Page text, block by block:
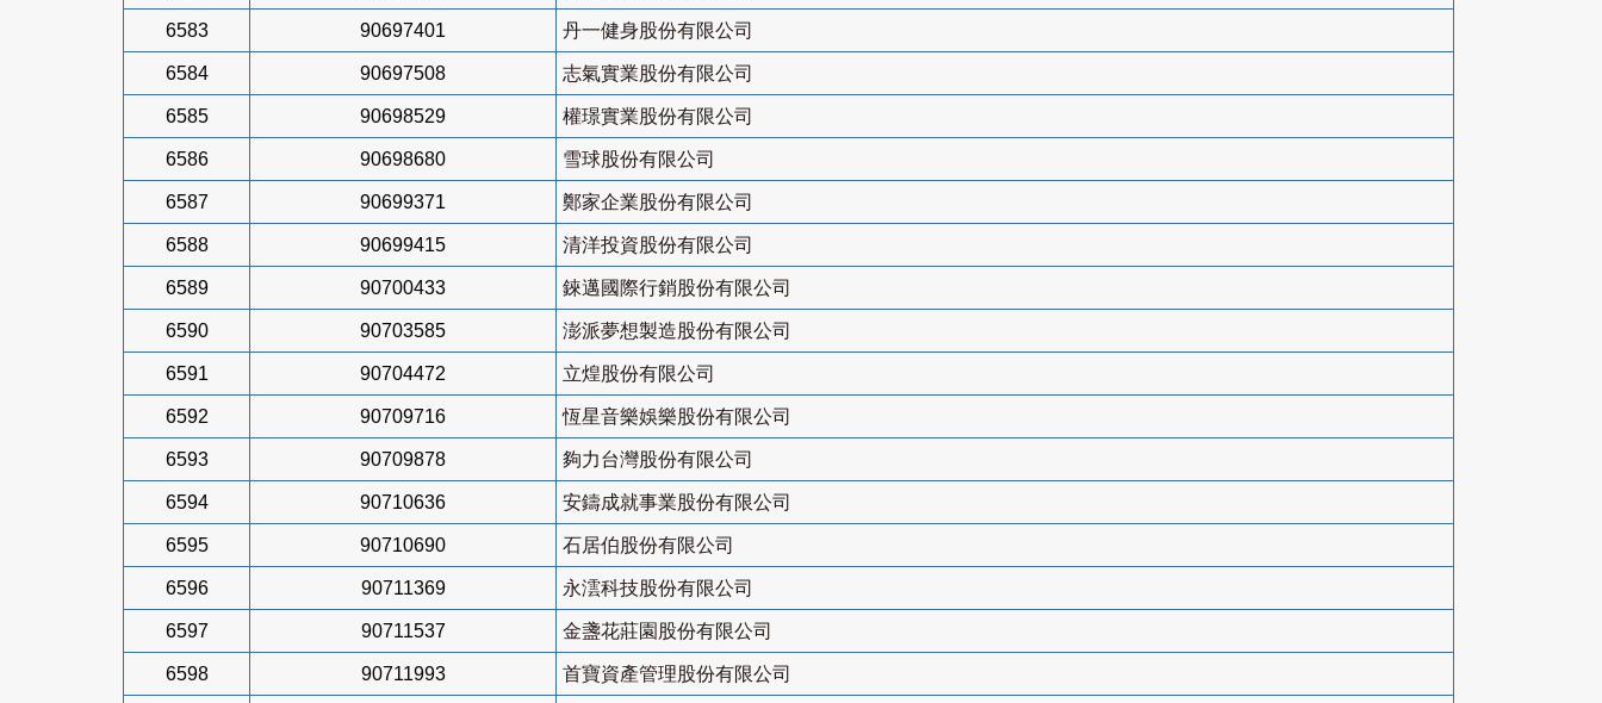
6583 90697401 丹一健身股份有限公司
6584 90697508 志氣實業股份有限公司
6585 90698529 權璟實業股份有限公司
6586 90698680 雪球股份有限公司
6587 90699371 鄭家企業股份有限公司
6588 90699415 清洋投資股份有限公司
6589 90700433 錸邁國際行銷股份有限公司
6590 90703585 澎派夢想製造股份有限公司
6591 90704472 立煌股份有限公司
6592 90709716 恆星音樂娛樂股份有限公司
6593 90709878 夠力台灣股份有限公司
6594 90710636 安鑄成就事業股份有限公司
6595 90710690 石居伯股份有限公司
6596 90711369 永澐科技股份有限公司
6597 90711537 金盞花莊園股份有限公司
6598 90711993 首寶資產管理股份有限公司